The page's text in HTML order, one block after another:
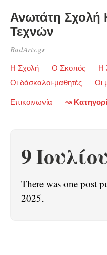
Ανωτάτη Σχολή
Τεχνών
BadArts.gr
Η Σχολή Ο Σκοπός
Η
Οι δάσκαλοι-μαθητές
Οι
Επικοινωνία ↝
9
There was one post
2025.